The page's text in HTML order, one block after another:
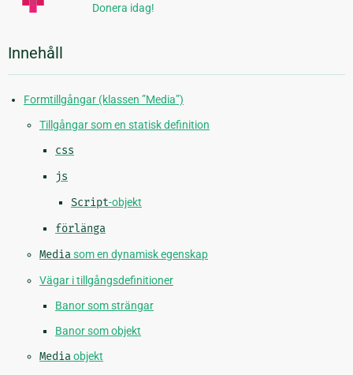
Donera idag!
Innehåll
Formtillgångar (klassen ”Media”)
Tillgångar som en statisk definition
css
js
Script-objekt
förlänga
Mediasom en dynamisk egenskap
Vägar i tillgångsdefinitioner
Banor som strängar
Banor som objekt
Mediaobjekt